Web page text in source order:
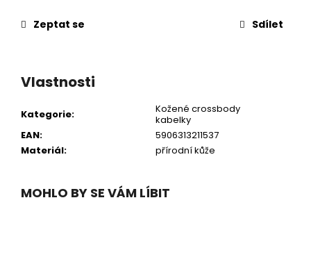
Zeptat se Sdílet
Vlastnosti
Kategorie:
Kožené crossbody
kabelky
EAN:
5906313211537
Materiál: přírodní kůže
MOHLO BY SE VÁM LÍBIT